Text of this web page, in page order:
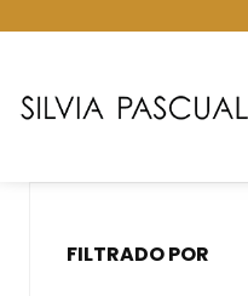
FILTRADO POR